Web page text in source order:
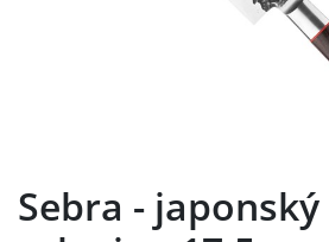
Sebra - japonský